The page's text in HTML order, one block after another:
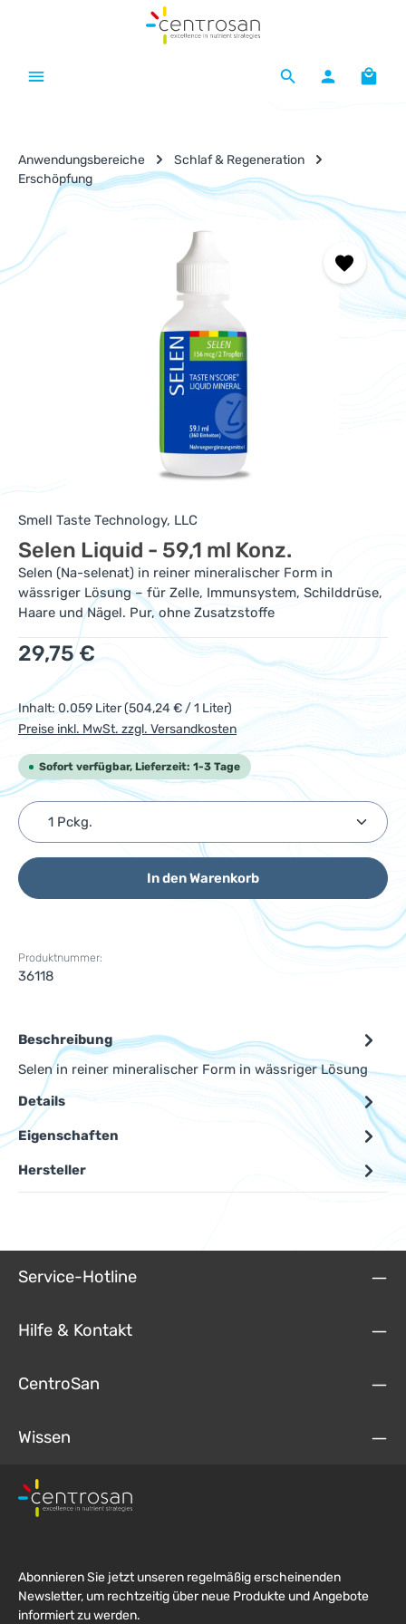
Zum Hauptinhalt springen
Anwendungsbereiche
Schlaf & Regeneration
Erschöpfung
Bildergalerie überspringen
Smell Taste Technology, LLC
Selen Liquid - 59,1 ml Konz.
Selen (Na-selenat) in reiner mineralischer Form in
wässriger Lösung – für Zelle, Immunsystem, Schilddrüse,
Haare und Nägel. Pur, ohne Zusatzstoffe
Regulärer Preis:
29,75 €
Inhalt: 0.059 Liter(504,24 € / 1 Liter)
Preise inkl. MwSt. zzgl. Versandkosten
Sofort verfügbar, Lieferzeit: 1-3 Tage
Produkt Anzahl: Gib den gewünschten Wert ein
In den Warenkorb
Produktnummer:
36118
Beschreibung
Selen in reiner mineralischer Form in wässriger Lösung
Details
Eigenschaften
Hersteller
Service-Hotline
Hilfe & Kontakt
CentroSan
Wissen
Abonnieren Sie jetzt unseren regelmäßig erscheinenden
Newsletter, um rechtzeitig über neue Produkte und Angebote
informiert zu werden.